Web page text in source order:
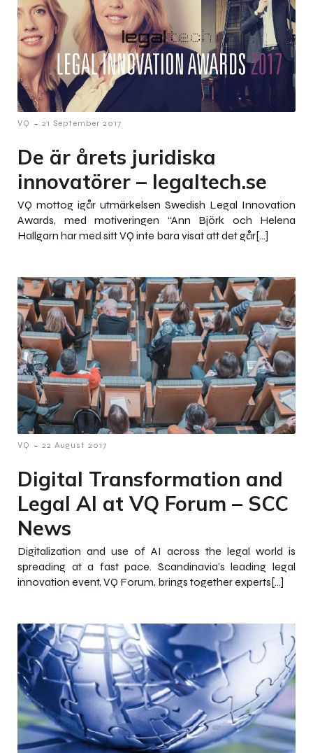
VQ - 21 September 2017
De är årets juridiska
innovatörer – legaltech.se
VQ mottog igår utmärkelsen Swedish Legal Innovation
Awards, med motiveringen “Ann Björk och Helena
Hallgarn har med sitt VQ inte bara visat att det går[…]
VQ - 22 August 2017
Digital Transformation and
Legal AI at VQ Forum – SCC
News
Digitalization and use of AI across the legal world is
spreading at a fast pace. Scandinavia’s leading legal
innovation event, VQ Forum, brings together experts[…]